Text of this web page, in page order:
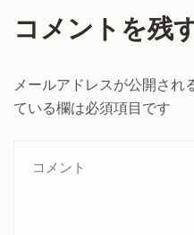
コメントを残
メールアドレスが公開され
ている欄は必須項目です